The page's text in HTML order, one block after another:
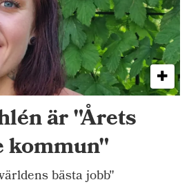
är "Årets
kommun"
bästa jobb"